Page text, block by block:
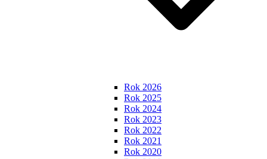
Rok 2026
Rok 2025
Rok 2024
Rok 2023
Rok 2022
Rok 2021
Rok 2020